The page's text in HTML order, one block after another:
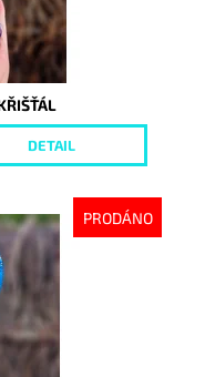
DETAIL
PRODÁNO